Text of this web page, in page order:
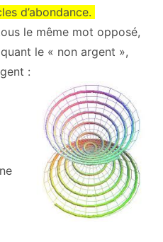
d’abondance.
le même mot opposé,
le « non argent »,
: